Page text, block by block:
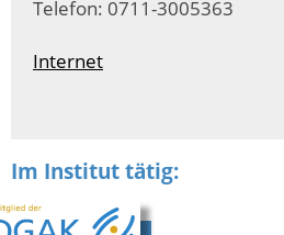
Telefon: 0711-3005363
Internet
Im Institut tätig: